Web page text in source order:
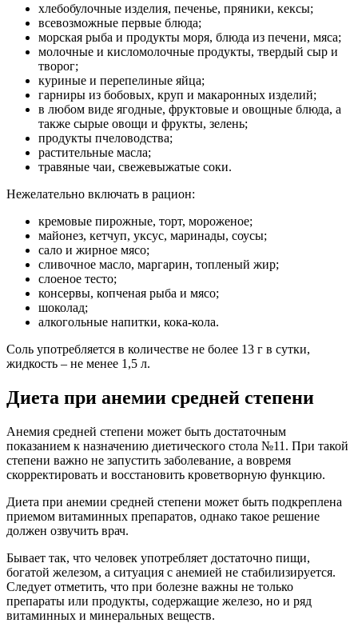
хлебобулочные изделия, печенье, пряники, кексы;
всевозможные первые блюда;
морская рыба и продукты моря, блюда из печени, мяса;
молочные и кисломолочные продукты, твердый сыр и
творог;
куриные и перепелиные яйца;
гарниры из бобовых, круп и макаронных изделий;
в любом виде ягодные, фруктовые и овощные блюда, а
также сырые овощи и фрукты, зелень;
продукты пчеловодства;
растительные масла;
травяные чаи, свежевыжатые соки.
Нежелательно включать в рацион:
кремовые пирожные, торт, мороженое;
майонез, кетчуп, уксус, маринады, соусы;
сало и жирное мясо;
сливочное масло, маргарин, топленый жир;
слоеное тесто;
консервы, копченая рыба и мясо;
шоколад;
алкогольные напитки, кока-кола.
Соль употребляется в количестве не более 13 г в сутки,
жидкость – не менее 1,5 л.
Диета при анемии средней степени
Анемия средней степени может быть достаточным
показанием к назначению диетического стола №11. При такой
степени важно не запустить заболевание, а вовремя
скорректировать и восстановить кроветворную функцию.
Диета при анемии средней степени может быть подкреплена
приемом витаминных препаратов, однако такое решение
должен озвучить врач.
Бывает так, что человек употребляет достаточно пищи,
богатой железом, а ситуация с анемией не стабилизируется.
Следует отметить, что при болезне важны не только
препараты или продукты, содержащие железо, но и ряд
витаминных и минеральных веществ.